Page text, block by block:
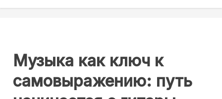
Музыка как ключ к
самовыражению: путь